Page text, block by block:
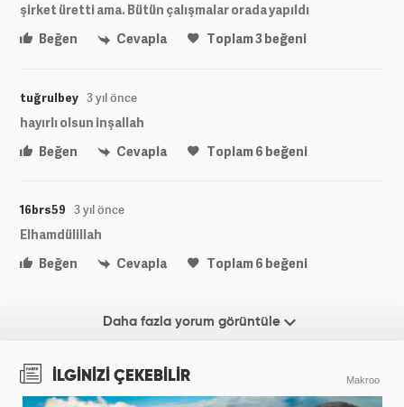
şirket üretti ama. Bütün çalışmalar orada yapıldı
Beğen
Cevapla Toplam3beğeni
tuğrulbey 3 yıl önce
hayırlı olsun inşallah
Beğen
Cevapla Toplam6 beğeni
16brs59 3 yıl önce
Elhamdülillah
Beğen
Cevapla Toplam6 beğeni
Daha fazla yorum görüntüle
İLGİNİZİ ÇEKEBİLİR Makroo